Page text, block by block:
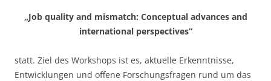
„Job quality and mismatch: Conceptual advances and
international perspectives“
statt. Ziel des Workshops ist es, aktuelle Erkenntnisse,
Entwicklungen und offene Forschungsfragen rund um das